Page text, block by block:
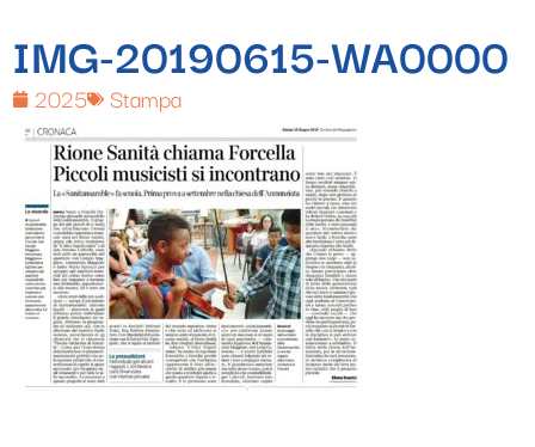
IMG-20190615-WA0000
2025 Stampa